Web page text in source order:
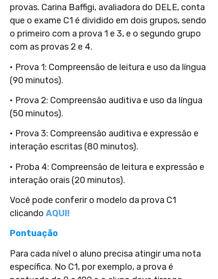
provas. Carina Baffigi, avaliadora do DELE, conta
que o exame C1 é dividido em dois grupos, sendo
o primeiro com a prova 1 e 3, e o segundo grupo
com as provas 2 e 4.
• Prova 1: Compreensão de leitura e uso da língua
(90 minutos).
• Prova 2: Compreensão auditiva e uso da língua
(50 minutos).
• Prova 3: Compreensão auditiva e expressão e
interação escritas (80 minutos).
• Proba 4: Compreensão de leitura e expressão e
interação orais (20 minutos).
Você pode conferir o modelo da prova C1
clicando AQUI!
Pontuação
Para cada nível o aluno precisa atingir uma nota
específica. No C1, por exemplo, a prova é